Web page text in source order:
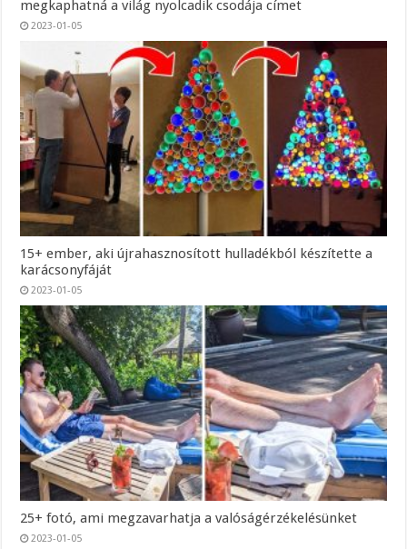
megkaphatná a világ nyolcadik csodája címet
2023-01-05
15+ ember, aki újrahasznosított hulladékból készítette a
karácsonyfáját
2023-01-05
25+ fotó, ami megzavarhatja a valóságérzékelésünket
2023-01-05